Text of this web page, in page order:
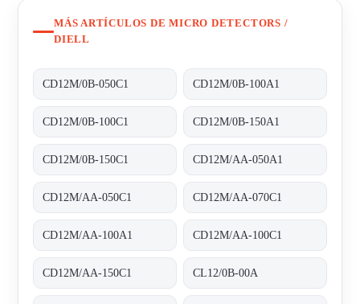
MÁS ARTÍCULOS DE MICRO DETECTORS /
DIELL
CD12M/0B-050C1 CD12M/0B-100A1
CD12M/0B-100C1 CD12M/0B-150A1
CD12M/0B-150C1 CD12M/AA-050A1
CD12M/AA-050C1 CD12M/AA-070C1
CD12M/AA-100A1 CD12M/AA-100C1
CD12M/AA-150C1 CL12/0B-00A